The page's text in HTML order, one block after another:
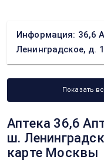
Информация: 36,6
Ленинградское, д.
Показать
Аптека 36,6
ш.
карте Москвы